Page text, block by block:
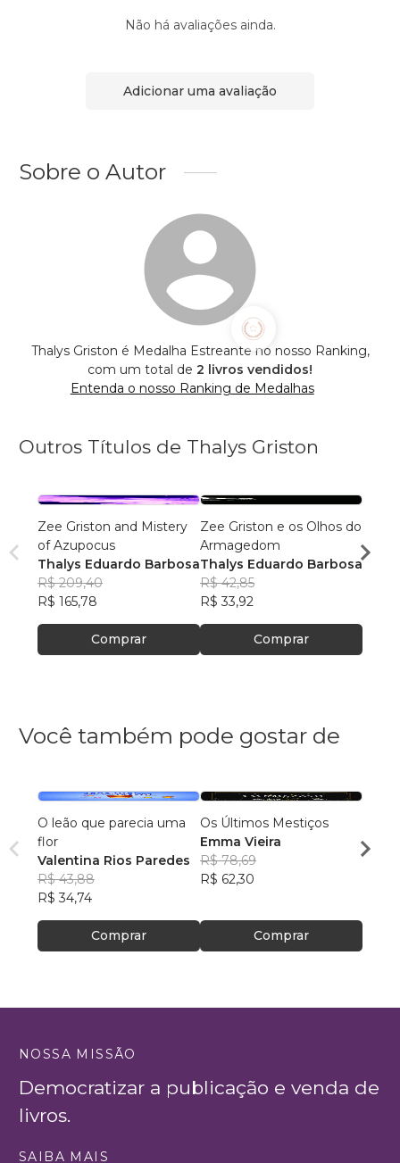
Não há avaliações ainda.
Adicionar uma avaliação
Sobre o Autor
Thalys Griston é Medalha Estreante no nosso Ranking,
com um total de 2 livros vendidos!
Entenda o nosso Ranking de Medalhas
Outros Títulos de Thalys Griston
Zee Griston and Mistery
of Azupocus
Thalys Eduardo Barbosa
R$ 209,40
R$ 165,78
Comprar
Zee Griston e os Olhos do
Armagedom
Thalys Eduardo Barbosa
R$ 42,85
R$ 33,92
Comprar
of
Você também pode gostar de
O leão que parecia uma
flor
Valentina Rios Paredes
R$ 43,88
R$ 34,74
Comprar
Os Últimos Mestiços
Emma Vieira
R$ 78,69
R$ 62,30
Comprar
R$
NOSSA MISSÃO
Democratizar a publicação e venda de
livros.
SAIBA MAIS